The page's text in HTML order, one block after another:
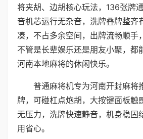
将夹胡、边胡核心玩法，136张牌
音机芯运行无杂音，洗牌叠牌整齐
凑，不占多余空间，出牌流畅顺手
不管是长辈娱乐还是朋友小聚，都
河南本地麻将的休闲快乐。
普通麻将机专为河南开封麻将
牌，可碰杠点炮胡，大按键面板触
无压力，洗牌快速静音，机身稳固
用省心。